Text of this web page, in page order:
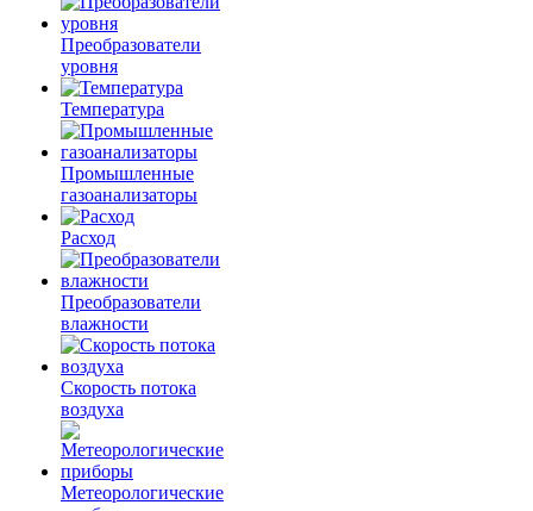
Преобразователи
уровня
Температура
Промышленные
газоанализаторы
Расход
Преобразователи
влажности
Скорость потока
воздуха
Метеорологические